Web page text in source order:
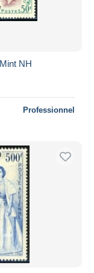
NH
Professionnel